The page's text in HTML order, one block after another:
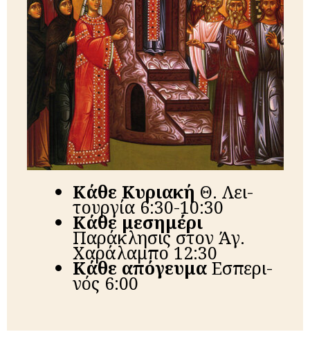
Κά­θε Κυ­ρια­κή Θ. Λει­
τουρ­γί­α 6:30-10:30
Κά­θε μεσημέρι
Παράκλησις στον Άγ.
Χαράλαμπο 12:30
Κά­θε από­γευ­μα Ε­σπε­ρι­
νός 6:00